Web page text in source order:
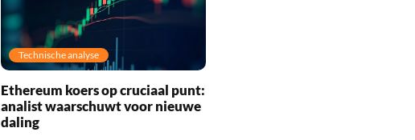
Technische analyse
Ethereum koers op cruciaal punt:
analist waarschuwt voor nieuwe
daling